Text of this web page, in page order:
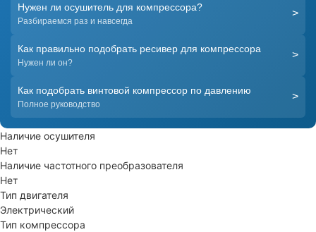
Нужен ли осушитель для компрессора?
Разбираемся раз и навсегда
>
Как правильно подобрать ресивер для компрессора
Нужен ли он?
>
Как подобрать винтовой компрессор по давлению
Полное руководство
>
Наличие осушителя
Нет
Наличие частотного преобразователя
Нет
Тип двигателя
Электрический
Тип компрессора